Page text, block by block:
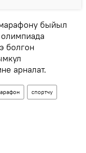
быйыл
болгон
арналат.
спортчу